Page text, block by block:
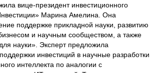
вице-президент инвестиционного
Марина Амелина. Она
поддержке прикладной науки, развитию
и научным сообществом, а также
науки». Эксперт предложила
инвестиций в научные разработки
интеллекта по аналогии с